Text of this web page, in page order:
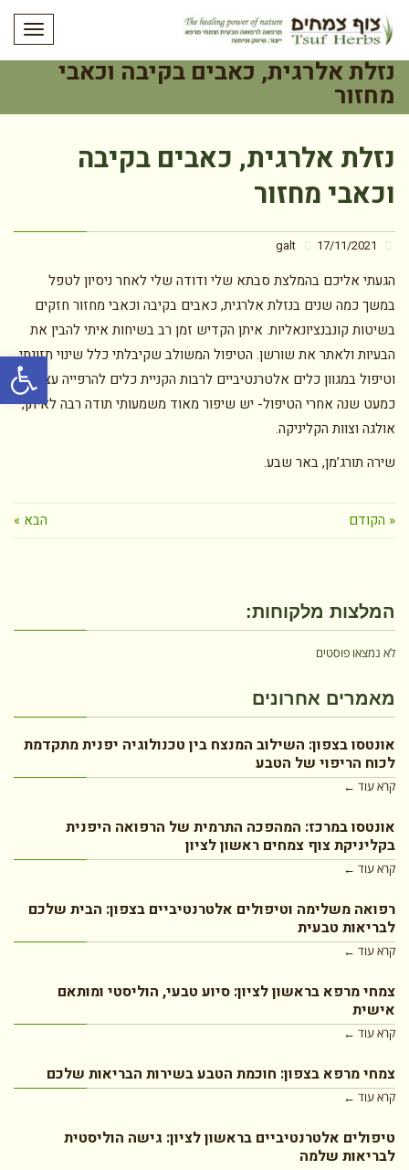
פתח
נזלת אלרגית, כאבים בקיבה וכאבי
מחזור
נזלת אלרגית, כאבים בקיבה
וכאבי מחזור
galt
הגעתי אליכם בהמלצת סבתא שלי ודודה שלי לאחר ניסיון לטפל
במשך כמה שנים בנזלת אלרגית, כאבים בקיבה וכאבי מחזור חזקים
בשיטות קונבנציונאליות. איתן הקדיש זמן רב בשיחות איתי להבין את
הבעיות ולאתר את שורשן. הטיפול המשולב שקיבלתי כלל שינוי תזונתי,
וטיפול במגוון כלים אלטרנטיביים לרבות הקניית כלים להרפייה עצמית.
כמעט שנה אחרי הטיפול- יש שיפור מאוד משמעותי תודה רבה לאיתן,
אולגה וצוות הקליניקה.
שירה תורג’מן, באר שבע.
« הקודם הבא »
המלצות מלקוחות:
לא נמצאו פוסטים
מאמרים אחרונים
אונטסו בצפון: השילוב המנצח בין טכנולוגיה יפנית מתקדמת
לכוח הריפוי של הטבע
קרא עוד ←
אונטסו במרכז: המהפכה התרמית של הרפואה היפנית
בקליניקת צוף צמחים ראשון לציון
קרא עוד ←
רפואה משלימה וטיפולים אלטרנטיביים בצפון: הבית שלכם
לבריאות טבעית
קרא עוד ←
צמחי מרפא בראשון לציון: סיוע טבעי, הוליסטי ומותאם
אישית
קרא עוד ←
צמחי מרפא בצפון: חוכמת הטבע בשירות הבריאות שלכם
קרא עוד ←
טיפולים אלטרנטיביים בראשון לציון: גישה הוליסטית
לבריאות שלמה